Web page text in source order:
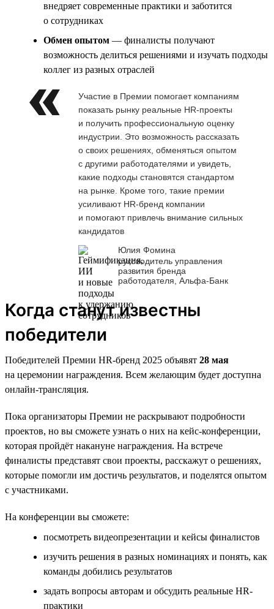
внедряет современные практики и заботится
о сотрудниках
Обмен опытом — финалисты получают
возможность делиться решениями и изучать подходы
коллег из разных отраслей
Участие в Премии помогает компаниям
показать рынку реальные HR-проекты
и получить профессиональную оценку
индустрии. Это возможность рассказать
о своих решениях, обменяться опытом
с другими работодателями и увидеть,
какие подходы становятся стандартом
на рынке. Кроме того, такие премии
усиливают HR-бренд компании
и помогают привлечь внимание сильных
кандидатов
Юлия Фомина
руководитель управления
развития бренда
работодателя, Альфа-Банк
Когда станут известны
победители
Победителей Премии HR-бренд 2025 объявят 28 мая
на церемонии награждения. Всем желающим будет доступна
онлайн-трансляция.
Пока организаторы Премии не раскрывают подробности
проектов, но вы сможете узнать о них на кейс-конференции,
которая пройдёт накануне награждения. На встрече
финалисты представят свои проекты, расскажут о решениях,
которые помогли им достичь результатов, и поделятся опытом
с участниками.
На конференции вы сможете:
посмотреть видеопрезентации и кейсы финалистов
изучить решения в разных номинациях и понять, как
команды добились результатов
задать вопросы авторам и обсудить реальные HR-
практики